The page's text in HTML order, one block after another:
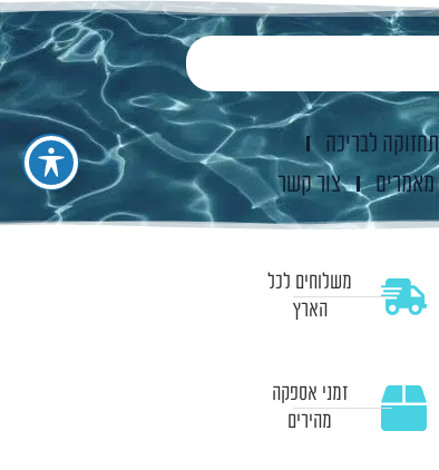
תחזוקה לבריכה
מאמרים צור קשר
משלוחים לכל
הארץ
זמני אספקה
מהירים